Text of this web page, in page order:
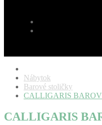
Nábytok
Barové stoličky
CALLIGARIS
CALLIGARIS